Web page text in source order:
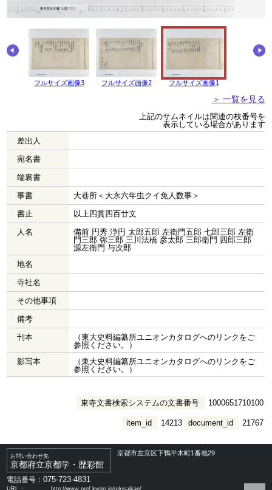
フルサイズ画像3 フルサイズ画像2 フルサイズ画像1
＞ 一覧を見る
上記のサムネイルは関連の枝番号を
表示している場合があります
差出人
宛名書
端裏書
事書
大巷所＜大永六年虫クイ免人数事＞
書止
以上四貫四百廿文
人名
備前 円秀 浄円 太郎五郎 左衛門五郎 七郎三郎 左衛
門三郎 弥三郎 三川法橋 彦太郎 三郎衛門 四郎三郎
源左衛門 与次郎
地名
寺社名
その他事項
備考
刊本
（東大史料編纂所ユニオンカタログへのリンクをご
参照ください。）
影写本
（東大史料編纂所ユニオンカタログへのリンクをご
参照ください。）
東寺文書検索システムの文書番号 1000651710100
document_id 21767
item_id 14213
お問い合わせ先
京都府立京都学・歴彩館
京都市左京区下鴨半木町1番地29
電話番号：075-723-4831
URL ： http://www.pref.kyoto.jp/rekisaikan/